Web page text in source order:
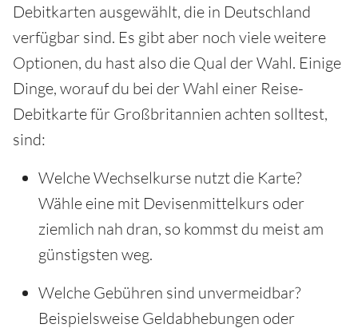
Debitkarten ausgewählt, die in Deutschland
verfügbar sind. Es gibt aber noch viele weitere
Optionen, du hast also die Qual der Wahl. Einige
Dinge, worauf du bei der Wahl einer Reise-
Debitkarte für Großbritannien achten solltest,
sind:
Welche Wechselkurse nutzt die Karte?
Wähle eine mit Devisenmittelkurs oder
ziemlich nah dran, so kommst du meist am
günstigsten weg.
Welche Gebühren sind unvermeidbar?
Beispielsweise Geldabhebungen oder